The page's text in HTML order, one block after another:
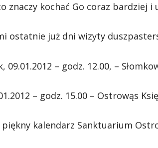
znaczy kochać Go coraz bardziej
ostatnie już dni wizyty
09.01.2012 – godz. 12.00, –
– godz. 15.00 – Ostrowąs
piękny kalendarz Sanktuarium